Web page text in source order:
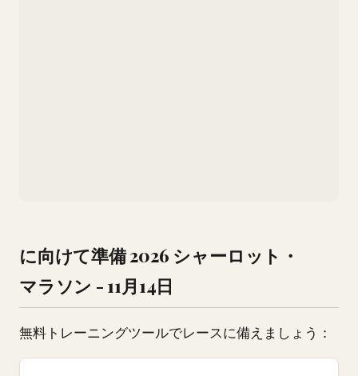
に向けて準備 2026 シャーロット・
マラソン - 11月14日
無料トレーニングツールでレースに備えましょう：